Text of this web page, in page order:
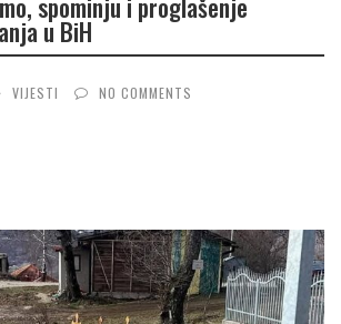
u BiH
VIJESTI NO COMMENTS